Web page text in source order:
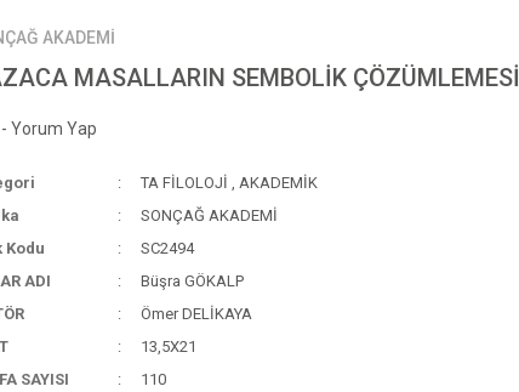
AKADEMİ
MASALLARIN SEMBOLİK ÇÖZÜMLEMESİ
Yorum Yap
TA FİLOLOJİ , AKADEMİK
SONÇAĞ AKADEMİ
Kodu
SC2494
ADI
Büşra GÖKALP
Ömer DELİKAYA
13,5X21
SAYISI
110